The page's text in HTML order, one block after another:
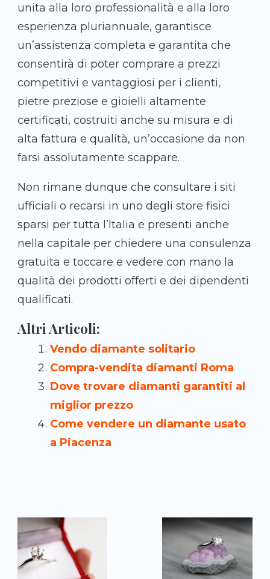
unita alla loro professionalità e alla loro
esperienza pluriannuale, garantisce
un’assistenza completa e garantita che
consentirà di poter comprare a prezzi
competitivi e vantaggiosi per i clienti,
pietre preziose e gioielli altamente
certificati, costruiti anche su misura e di
alta fattura e qualità, un’occasione da non
farsi assolutamente scappare.
Non rimane dunque che consultare i siti
ufficiali o recarsi in uno degli store fisici
sparsi per tutta l’Italia e presenti anche
nella capitale per chiedere una consulenza
gratuita e toccare e vedere con mano la
qualità dei prodotti offerti e dei dipendenti
qualificati.
Altri Articoli:
Vendo diamante solitario
Compra-vendita diamanti Roma
Dove trovare diamanti garantiti al
miglior prezzo
Come vendere un diamante usato
a Piacenza